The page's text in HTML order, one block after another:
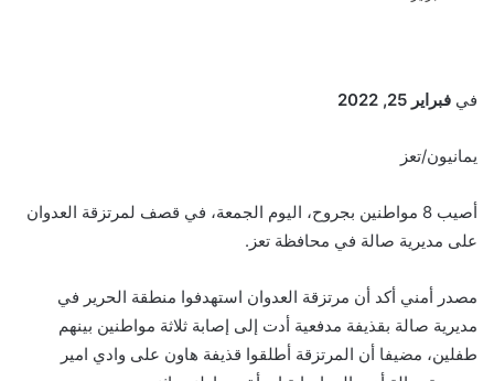
في فبراير 25, 2022
يمانيون/تعز
أصيب 8 مواطنين بجروح، اليوم الجمعة، في قصف لمرتزقة العدوان
على مديرية صالة في محافظة تعز.
مصدر أمني أكد أن مرتزقة العدوان استهدفوا منطقة الحرير في
مديرية صالة بقذيفة مدفعية أدت إلى إصابة ثلاثة مواطنين بينهم
طفلين، مضيفا أن المرتزقة أطلقوا قذيفة هاون على وادي امير